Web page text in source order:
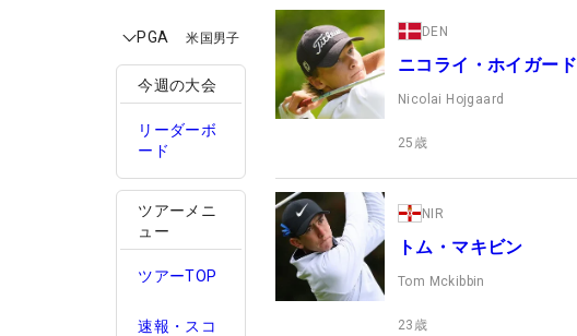
PGA 米国男子
今週の大会
リーダーボ
ード
ツアーメニ
ュー
ツアーTOP
速報・スコ
DEN
ニコライ・ホイガード
Nicolai Hojgaard
25 歳
NIR
トム・マキビン
Tom Mckibbin
23 歳